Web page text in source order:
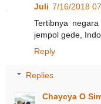
Juli 7/16/2018
Tertibnya
jempol gede,
Reply
Replies
Chaycya O